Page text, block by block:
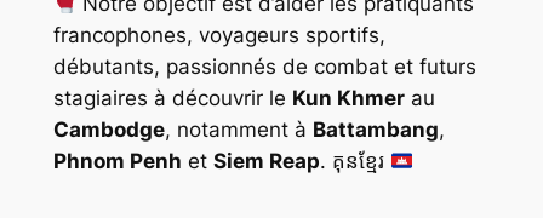
francophones, voyageurs sportifs,
débutants, passionnés de combat et futurs
stagiaires à découvrir le Kun Khmerau
Cambodge, notamment à Battambang,
Phnom Penh et Siem Reap. គុនខ្មែរ